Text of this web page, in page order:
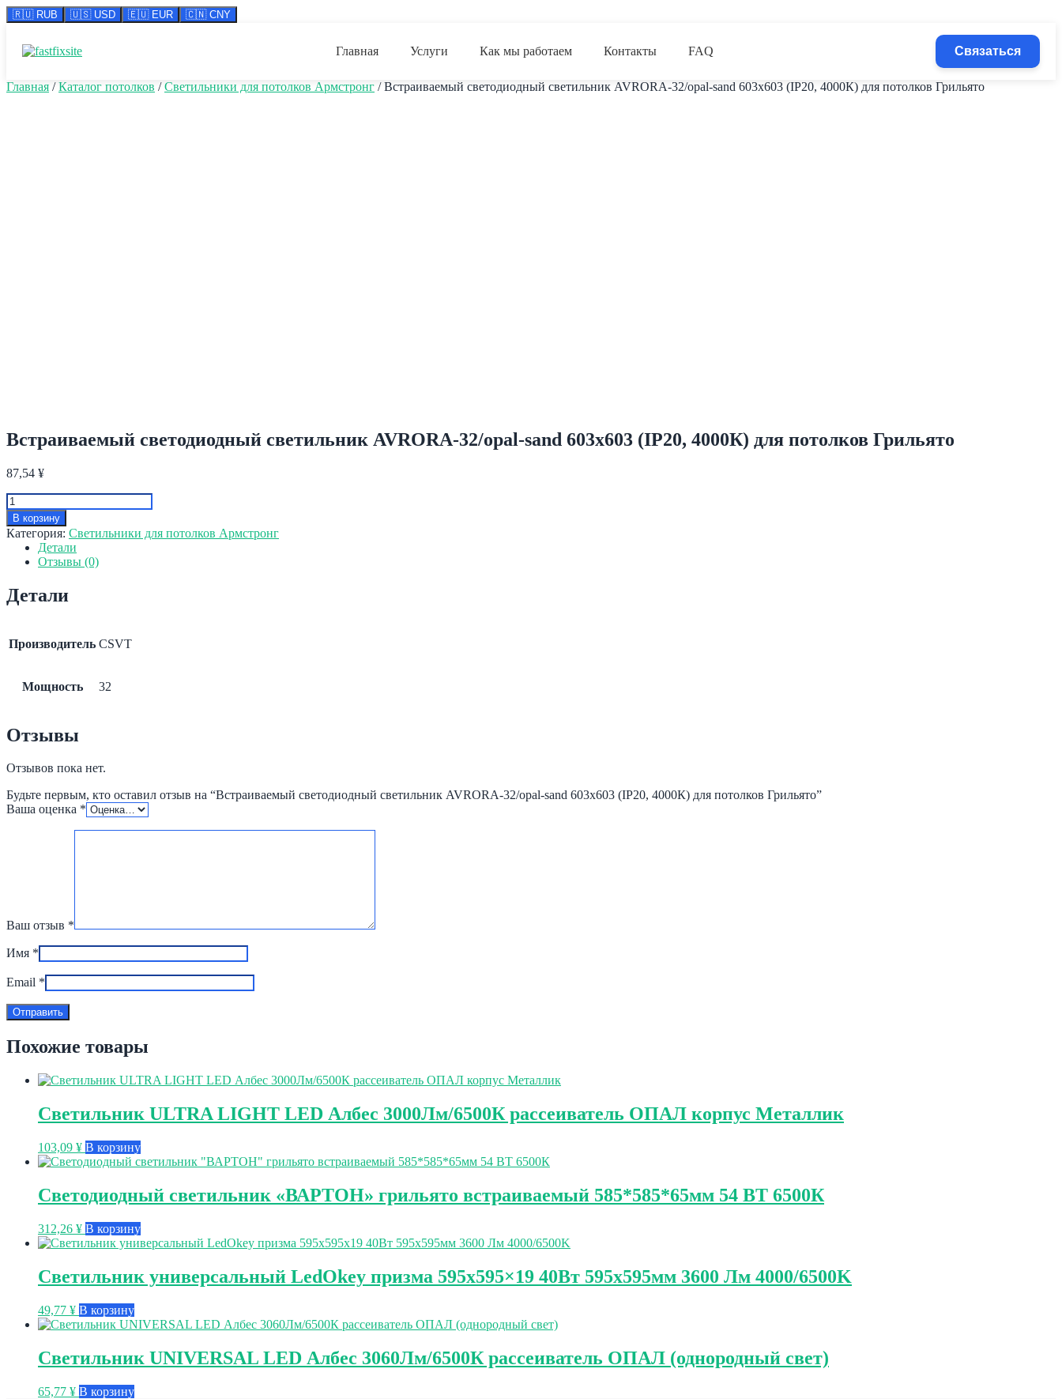
🇷🇺 RUB 🇺🇸 USD 🇪🇺 EUR 🇨🇳 CNY
содержимому
Главная Услуги Как мы работаем Контакты FAQ Связаться
Главная /Каталог потолков /Светильники для потолков Армстронг / Встраиваемый светодиодный светильник AVRORA-32/opal-sand 603х603 (IP20, 4000К) для потолков Грильято
Встраиваемый светодиодный светильник AVRORA-32/opal-sand 603х603 (IP20, 4000К) для потолков Грильято
87,54 ¥
Количество
товара
Встраиваемый
светодиодный
светильник
AVRORA-
sand
4000К)
Грильято
В корзину
Категория: Светильники для потолков Армстронг
Детали
Отзывы (0)
Детали
Производитель CSVT
Мощность 32
Отзывы
Отзывов пока нет.
Будьте первым, кто оставил отзыв на “Встраиваемый светодиодный светильник AVRORA-32/opal-sand 603х603 (IP20, 4000К) для потолков Грильято”
Ваша оценка *
Ваш отзыв *
Имя *
Email *
Похожие товары
Светильник ULTRA LIGHT LED Албес 3000Лм/6500К рассеиватель ОПАЛ корпус Металлик
103,09 ¥ В корзину
Светодиодный светильник «ВАРТОН» грильято встраиваемый 585*585*65мм 54 ВТ 6500К
312,26 ¥ В корзину
Светильник универсальный LedOkey призма 595х595×19 40Вт 595х595мм 3600 Лм 4000/6500K
49,77 ¥ В корзину
Светильник UNIVERSAL LED Албес 3060Лм/6500К рассеиватель ОПАЛ (однородный свет)
65,77 ¥ В корзину